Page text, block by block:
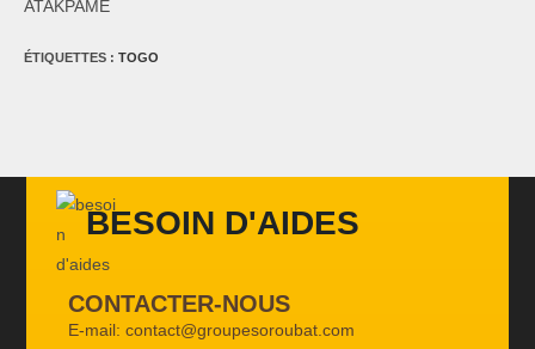
ÉTIQUETTES : TOGO
BESOIN D'AIDES
CONTACTER-NOUS
E-mail: contact@groupesoroubat.com